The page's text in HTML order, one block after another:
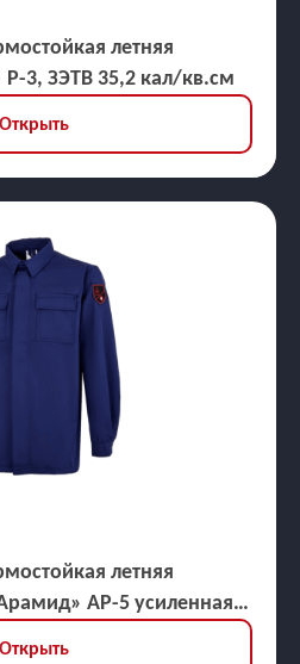
летняя
3, ЗЭТВ 35,2 кал/кв.см
Открыть
летняя
АР-5 усиленная,
Открыть